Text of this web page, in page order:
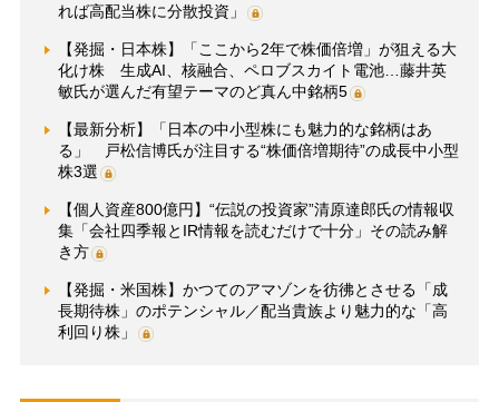
れば高配当株に分散投資」
【発掘・日本株】「ここから2年で株価倍増」が狙える大
化け株 生成AI、核融合、ペロブスカイト電池…藤井英
敏氏が選んだ有望テーマのど真ん中銘柄5
【最新分析】「日本の中小型株にも魅力的な銘柄はあ
る」 戸松信博氏が注目する“株価倍増期待”の成長中小型
株3選
【個人資産800億円】“伝説の投資家”清原達郎氏の情報収
集「会社四季報とIR情報を読むだけで十分」その読み解
き方
【発掘・米国株】かつてのアマゾンを彷彿とさせる「成
長期待株」のポテンシャル／配当貴族より魅力的な「高
利回り株」